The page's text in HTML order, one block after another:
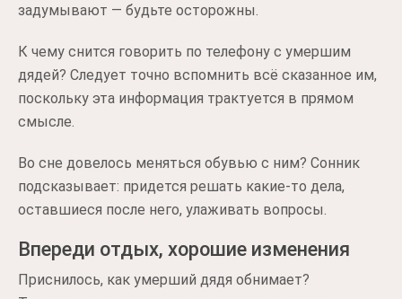
задумывают — будьте осторожны.
К чему снится говорить по телефону с умершим
дядей? Следует точно вспомнить всё сказанное им,
поскольку эта информация трактуется в прямом
смысле.
Во сне довелось меняться обувью с ним? Сонник
подсказывает: придется решать какие-то дела,
оставшиеся после него, улаживать вопросы.
Впереди отдых, хорошие изменения
Приснилось, как умерший дядя обнимает?